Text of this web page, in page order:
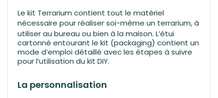
Le kit Terrarium contient tout le matériel
nécessaire pour réaliser soi-même un terrarium, à
utiliser au bureau ou bien à la maison. L’étui
cartonné entourant le kit (packaging) contient un
mode d’emploi détaillé avec les étapes à suivre
pour l’utilisation du kit DIY.
La personnalisation